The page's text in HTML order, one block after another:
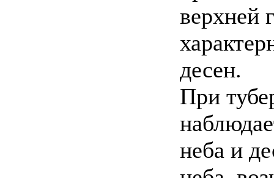
верхней
десен.
При
неба и